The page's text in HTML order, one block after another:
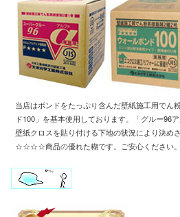
当店はボンドをたっぷり含んだ壁紙施工用でん
ド100」 を基本使用しております 。「グルー96
壁紙クロスを貼り付ける下地の状況により決め
☆☆☆☆商品の優れた糊です ご安心ください。